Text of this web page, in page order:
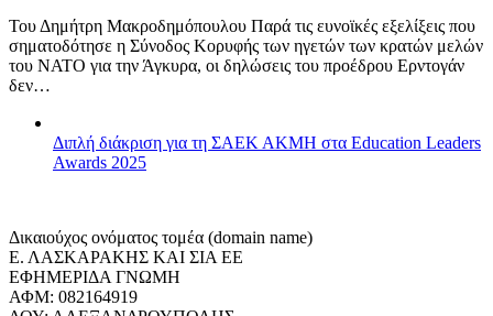
Του Δημήτρη Μακροδημόπουλου Παρά τις ευνοϊκές εξελίξεις που
σηματοδότησε η Σύνοδος Κορυφής των ηγετών των κρατών μελών
του ΝΑΤΟ για την Άγκυρα, οι δηλώσεις του προέδρου Ερντογάν
δεν…
Διπλή διάκριση για τη ΣΑΕΚ ΑΚΜΗ στα Education Leaders
Awards 2025
Δικαιούχος ονόματος τομέα (domain name)
Ε. ΛΑΣΚΑΡΑΚΗΣ ΚΑΙ ΣΙΑ ΕΕ
ΕΦΗΜΕΡΙΔΑ ΓΝΩΜΗ
ΑΦΜ: 082164919